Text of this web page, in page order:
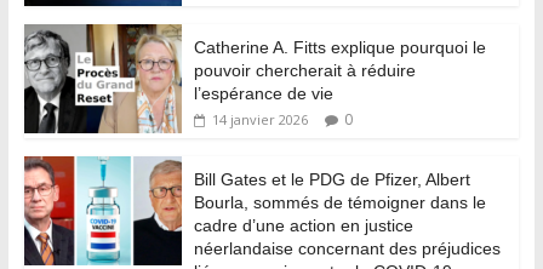
Catherine A. Fitts explique pourquoi le
pouvoir chercherait à réduire
l’espérance de vie
14 janvier 2026 0
Bill Gates et le PDG de Pfizer, Albert
Bourla, sommés de témoigner dans le
cadre d’une action en justice
néerlandaise concernant des préjudices